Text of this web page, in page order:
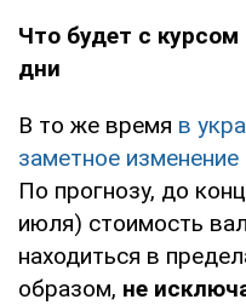
Что будет с
дни
В то же время в
заметное
По прогнозу, до
июля) стоимость
находиться в
образом, не